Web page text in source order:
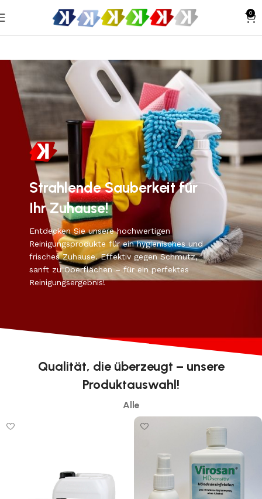
0
Strahlende Sauberkeit für
Ihr Zuhause!
Entdecken Sie unsere hochwertigen
Reinigungsprodukte für ein hygienisches und
frisches Zuhause. Effektiv gegen Schmutz,
sanft zu Oberflächen – für ein perfektes
Reinigungsergebnis!
Qualität, die überzeugt – unsere
Produktauswahl!
Alle